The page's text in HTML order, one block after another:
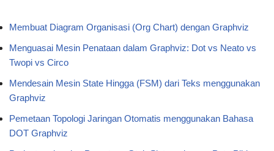
Membuat Diagram Organisasi (Org Chart) dengan Graphviz
Menguasai Mesin Penataan dalam Graphviz: Dot vs Neato vs
Twopi vs Circo
Mendesain Mesin State Hingga (FSM) dari Teks menggunakan
Graphviz
Pemetaan Topologi Jaringan Otomatis menggunakan Bahasa
DOT Graphviz